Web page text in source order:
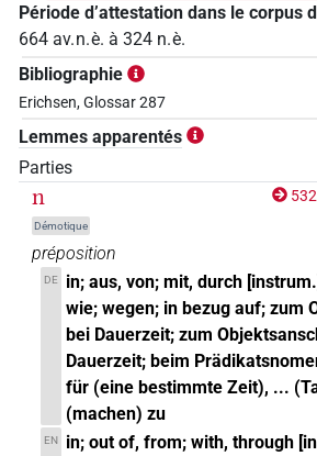
Période d’attestation dans le corpus
664 av. n. è. à 324 n. è.
Bibliographie
Erichsen, Glossar 287
Lemmes apparentés
Parties
n
Démotique
préposition
DE
in; aus, von; mit, durch
wie; wegen; in bezug auf; zum
bei Dauerzeit; zum
Dauerzeit; beim
für (eine bestimmte Zeit), ...
(machen) zu
EN
in; out of, from; with, through